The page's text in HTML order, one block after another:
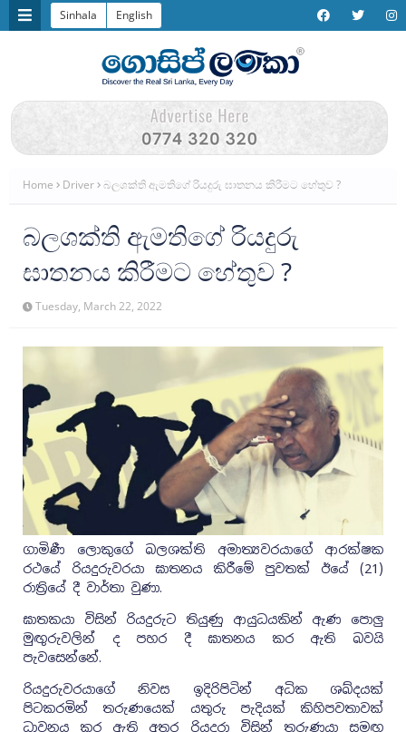
Sinhala English
Home Driver බලශක්ති ඇමතිගේ රියදුරු ඝාතනය කිරීමට හේතුව ?
බලශක්ති ඇමතිගේ රියදුරු
ඝාතනය කිරීමට හේතුව ?
Tuesday, March 22, 2022
ගාමිණී ලොකුගේ බලශක්ති අමාත්‍යවරයාගේ ආරක්ෂක
රථයේ රියදුරුවරයා ඝාතනය කිරීමේ පුවතක් ඊයේ (21)
රාත්‍රියේ දී වාර්තා වුණා.
ඝාතකයා විසින් රියදුරුට තියුණු ආයුධයකින් ඇණ පොලු
මුඟුරුවලින් ද පහර දී ඝාතනය කර ඇති බවයි
පැවසෙන්නේ.
රියදුරුවරයාගේ නිවස ඉදිරිපිටින් අධික ශබ්දයක්
පිටකරමින් තරුණයෙක් යතුරු පැදියක් කිහිපවතාවක්
ධාවනය කර ඇති අතර රියදුරා විසින් තරුණයා සමඟ